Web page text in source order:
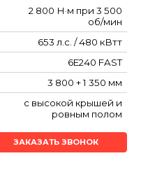
2 800 Н·м при 3 500
об/мин
653 л.с. / 480 кВтт
6E240 FAST
3 800 + 1 350 мм
с высокой крышей и
ровным полом
ЗАКАЗАТЬ ЗВОНОК